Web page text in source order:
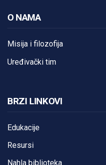
O NAMA
Misija i filozofija
Uređivački tim
BRZI LINKOVI
Edukacije
Resursi
Nahla biblioteka